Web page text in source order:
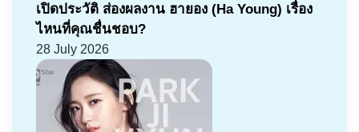
เปิดประวัติ ส่องผลงาน ฮายอง (Ha Young) เรื่อง
ไหนที่คุณชื่นชอบ?
28 July 2026